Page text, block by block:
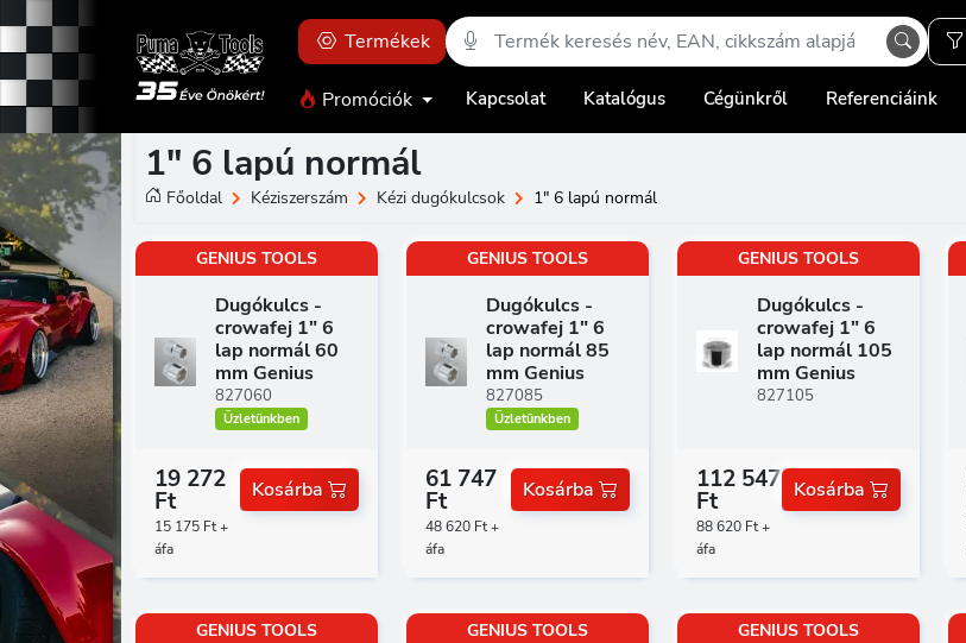
Termékek
Promóciók Kapcsolat Katalógus Cégünkről Referenciáink
1" 6 lapú normál
Főoldal Kéziszerszám Kézi dugókulcsok 1" 6 lapú normál
GENIUS TOOLS
Dugókulcs -
crowafej 1" 6
lap normál 60
mm Genius
827060
Üzletünkben
19 272
Ft
15 175 Ft +
áfa
Kosárba
GENIUS TOOLS
Dugókulcs -
crowafej 1" 6
lap normál 85
mm Genius
827085
Üzletünkben
61 747
Ft
48 620 Ft +
áfa
Kosárba
GENIUS TOOLS
Dugókulcs -
crowafej 1" 6
lap normál 105
mm Genius
827105
112 547
Ft
88 620 Ft +
áfa
Kosárba
GENIUS TOOLS GENIUS TOOLS GENIUS TOOLS